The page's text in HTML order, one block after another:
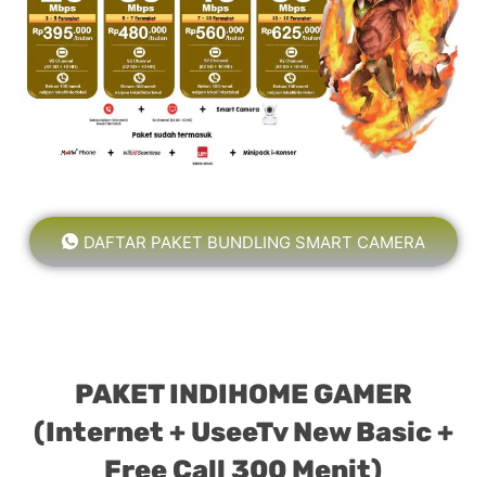
DAFTAR PAKET BUNDLING SMART CAMERA
PAKET INDIHOME GAMER
(Internet + UseeTv New Basic +
Free Call 300 Menit)